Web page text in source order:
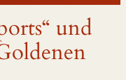
und